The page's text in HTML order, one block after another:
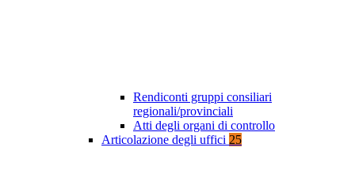
Rendiconti gruppi consiliari
regionali/provinciali
Atti degli organi di controllo
Articolazione degli uffici 25